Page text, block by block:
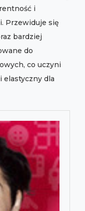
i
Przewiduje się
bardziej
do
co uczyni
dla